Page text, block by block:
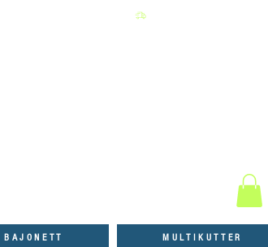
BAJONETT MULTIKUTTER